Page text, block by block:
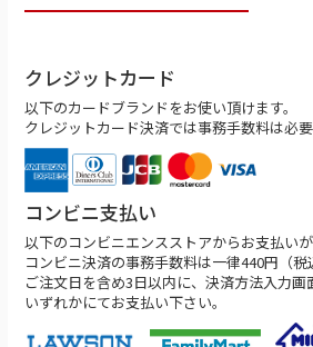
クレジットカード
以下のカードブランドをお使い頂けます。
クレジットカード決済では事務手数料は必要
コンビニ支払い
以下のコンビニエンスストアからお支払いが
コンビニ決済の事務手数料は一律440円（税
ご注文日を含め3日以内に、決済方法入力
いずれかにてお支払い下さい。